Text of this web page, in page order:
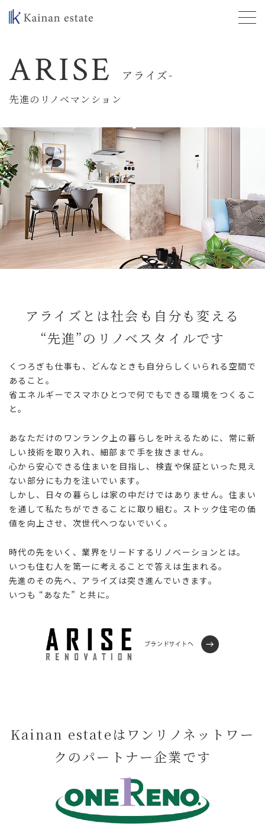
ARISE ア ラ イ ズ-
先進のリノベマンション
アライズとは社会も自分も変える
“先進”のリノベスタイルです
くつろぎも仕事も、どんなときも自分らしくいられる空間で
あること。
省エネルギーでスマホひとつで何でもできる環境をつくるこ
と。
あなただけのワンランク上の暮らしを叶えるために、常に新
しい技術を取り入れ、細部まで手を抜きません。
心から安心できる住まいを目指し、検査や保証といった見え
ない部分にも力を注いでいます。
しかし、日々の暮らしは家の中だけではありません。住まい
を通して私たちができることに取り組む。ストック住宅の価
値を向上させ、次世代へつないでいく。
時代の先をいく、業界をリードするリノベーションとは。
いつも住む人を第一に考えることで答えは生まれる。
先進のその先へ、アライズは突き進んでいきます。
いつも “あなた” と共に。
Kainan estateはワンリノネットワー
クのパートナー企業です